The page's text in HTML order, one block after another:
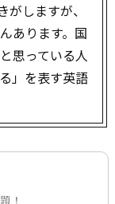
しますが、
あります。国
思っている人
」を表す英語